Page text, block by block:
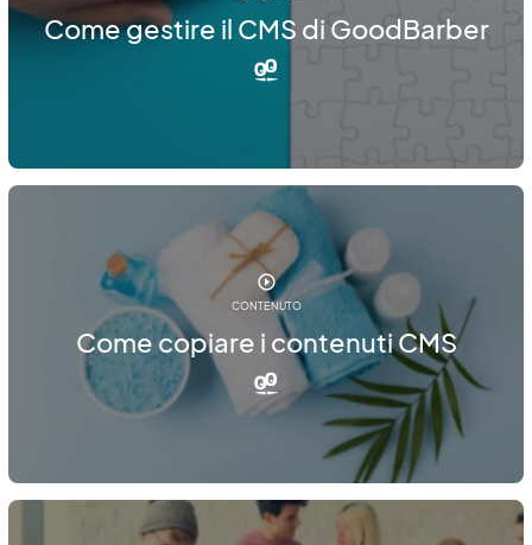
Come gestire il CMS di GoodBarber
CONTENUTO
Come copiare i contenuti CMS